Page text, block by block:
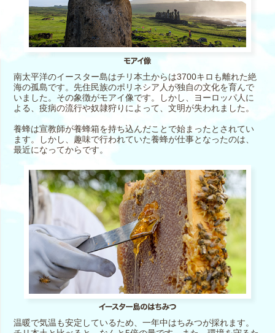
南太平洋のイースター島はチリ本土からは3700キロも離れた絶
海の孤島です。先住民族のポリネシア人が独自の文化を育んで
いました。その象徴がモアイ像です。しかし、ヨーロッパ人に
よる、疫病の流行や奴隷狩りによって、文明が失われました。
養蜂は宣教師が養蜂箱を持ち込んだことで始まったとされてい
ます。しかし、趣味で行われていた養蜂が仕事となったのは、
最近になってからです。
温暖で気温も安定しているため、一年中はちみつが採れます。